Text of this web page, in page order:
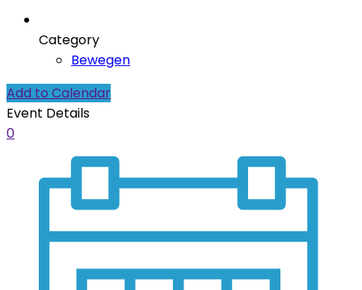
Category
Bewegen
Add to Calendar
Event Details
0